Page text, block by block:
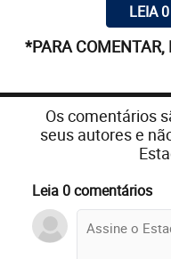
LEIA
*PARA COMENTAR,
Os comentários
seus autores e
Leia 0 comentários